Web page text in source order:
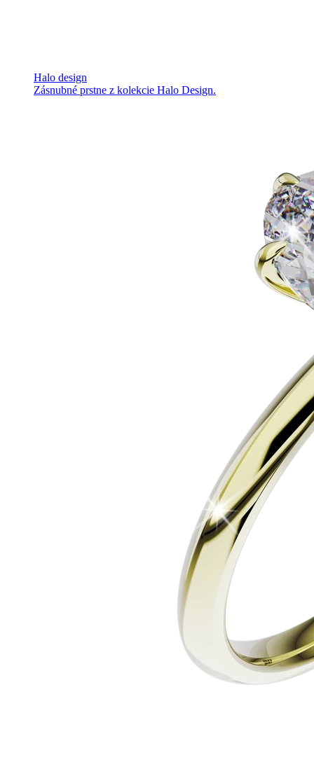
Halo design
Zásnubné prstne z kolekcie Halo Design.